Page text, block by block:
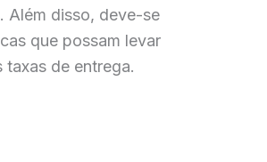
Além disso, deve-se
que possam levar
de entrega.